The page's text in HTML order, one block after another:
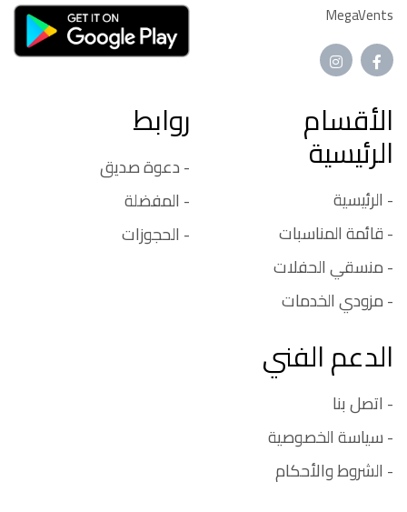
MegaVents
الأقسام
الرئيسية
- الرئيسية
- قائمة المناسبات
- منسقي الحفلات
- مزودي الخدمات
روابط
- دعوة صديق
- المفضلة
- الحجوزات
الدعم الفني
- اتصل بنا
- سياسة الخصوصية
- الشروط والأحكام